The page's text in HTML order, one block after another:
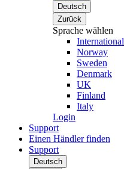
Deutsch
Zurück
Sprache wählen
International
Norway
Sweden
Denmark
UK
Finland
Italy
Login
Support
Einen Händler finden
Support
Deutsch